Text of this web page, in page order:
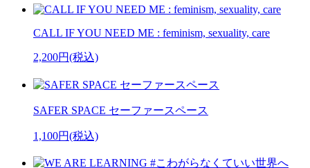
CALL IF YOU NEED ME : feminism, sexuality, care
2,200円(税込)
SAFER SPACE セーファースペース
1,100円(税込)